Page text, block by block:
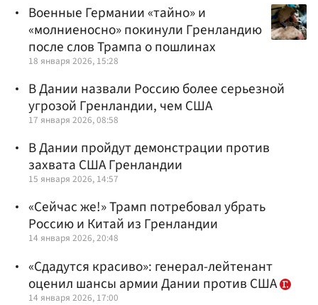
Военные Германии «тайно» и
«молниеносно» покинули Гренландию
после слов Трампа о пошлинах
18 января 2026, 15:28
В Дании назвали Россию более серьезной
угрозой Гренландии, чем США
17 января 2026, 08:58
В Дании пройдут демонстрации против
захвата США Гренландии
15 января 2026, 14:57
«Сейчас же!» Трамп потребовал убрать
Россию и Китай из Гренландии
14 января 2026, 20:48
«Сдадутся красиво»: генерал-лейтенант
оценил шансы армии Дании против США
14 января 2026, 17:00